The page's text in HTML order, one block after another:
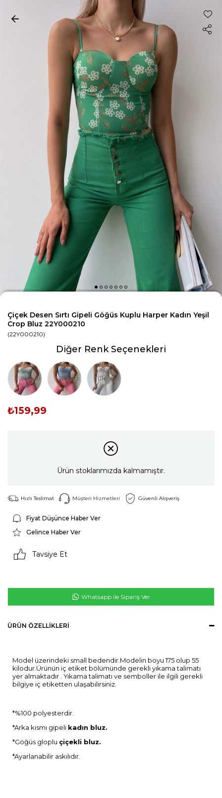
Çiçek Desen Sırtı Gipeli Göğüs Kuplu Harper Kadın Yeşil
Crop Bluz 22Y000210
(22Y000210)
Diğer Renk Seçenekleri
Tükendi Tükendi Tükendi
₺159,99
Ürün stoklarımızda kalmamıştır.
Hızlı Teslimat Müşteri Hizmetleri Güvenli Alışveriş
Fiyat Düşünce Haber Ver
Gelince Haber Ver
Tavsiye Et
Whatsapp ile Sipariş Ver
ÜRÜN ÖZELLIKLERI
Model üzerindeki small bedendir.Modelin boyu 175 olup 55
kilodur.Ürünün iç etiket bölümünde gerekli yıkama talimatı
yer almaktadır . Yıkama talimatı ve semboller ile ilgili gerekli
bilgiye iç etiketten ulaşabilirsiniz.
*%100 polyesterdir.
*Arka kısmı gipeli kadın bluz.
*Göğüs gloplu çiçekli bluz.
*Ayarlanabilir askılıdır.